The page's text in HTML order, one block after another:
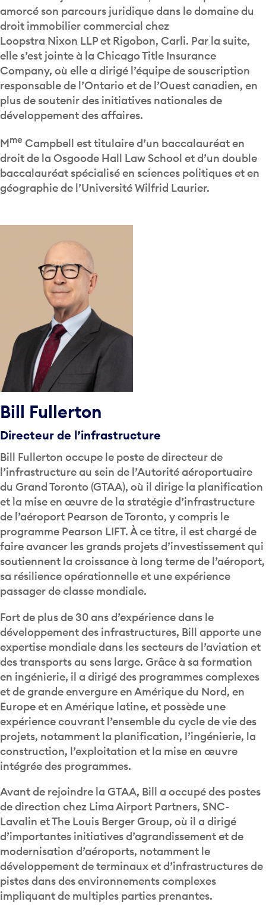
amorcé son parcours juridique dans le domaine du
droit immobilier commercial chez
Loopstra Nixon LLP et Rigobon, Carli. Par la suite,
elle s’est jointe à la Chicago Title Insurance
Company, où elle a dirigé l’équipe de souscription
responsable de l’Ontario et de l’Ouest canadien, en
plus de soutenir des initiatives nationales de
développement des affaires.
Mme Campbell est titulaire d’un baccalauréat en
droit de la Osgoode Hall Law School et d’un double
baccalauréat spécialisé en sciences politiques et en
géographie de l’Université Wilfrid Laurier.
Bill Fullerton
Directeur de l’infrastructure
Bill Fullerton occupe le poste de directeur de
l’infrastructure au sein de l’Autorité aéroportuaire
du Grand Toronto (GTAA), où il dirige la planification
et la mise en œuvre de la stratégie d’infrastructure
de l’aéroport Pearson de Toronto, y compris le
programme Pearson LIFT. À ce titre, il est chargé de
faire avancer les grands projets d’investissement qui
soutiennent la croissance à long terme de l’aéroport,
sa résilience opérationnelle et une expérience
passager de classe mondiale.
Fort de plus de 30 ans d’expérience dans le
développement des infrastructures, Bill apporte une
expertise mondiale dans les secteurs de l’aviation et
des transports au sens large. Grâce à sa formation
en ingénierie, il a dirigé des programmes complexes
et de grande envergure en Amérique du Nord, en
Europe et en Amérique latine, et possède une
expérience couvrant l’ensemble du cycle de vie des
projets, notamment la planification, l’ingénierie, la
construction, l’exploitation et la mise en œuvre
intégrée des programmes.
Avant de rejoindre la GTAA, Bill a occupé des postes
de direction chez Lima Airport Partners, SNC-
Lavalin et The Louis Berger Group, où il a dirigé
d’importantes initiatives d’agrandissement et de
modernisation d’aéroports, notamment le
développement de terminaux et d’infrastructures de
pistes dans des environnements complexes
impliquant de multiples parties prenantes.